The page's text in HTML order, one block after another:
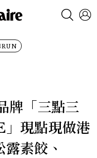
RUN
牌「三點三
現點現做港
素餃、